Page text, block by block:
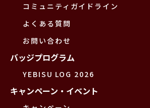
コミュニティガイドライン
よくある質問
お問い合わせ
バッジプログラム
YEBISU LOG 2026
キャンペーン・イベント